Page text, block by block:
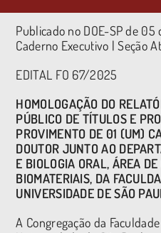
Publicado no DOE-SP de
Caderno Executivo | Seção
EDITAL FO 67/2025
HOMOLOGAÇÃO DO
PÚBLICO DE TÍTULOS E
PROVIMENTO DE 01 (UM)
DOUTOR JUNTO AO
E BIOLOGIA ORAL, ÁREA
BIOMATERIAIS, DA
UNIVERSIDADE DE SÃO
A Congregação da